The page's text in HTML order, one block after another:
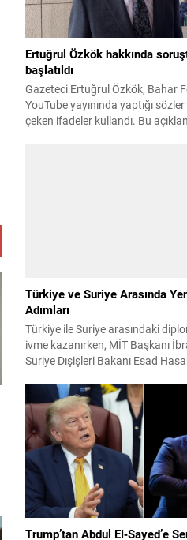
Ertuğrul Özkök hakkında
başlatıldı
Gazeteci Ertuğrul Özkök, Bahar
YouTube yayınında yaptığı
çeken ifadeler kullandı. Bu
Türkiye ve Suriye Arasında
Adımları
Türkiye ile Suriye arasındaki
ivme kazanırken, MİT Başkanı
Suriye Dışişleri Bakanı Esad
arasındaki iş birliği imkanları ve
konuları detaylı şekilde ele alındı.
ülkelerle ilişkilerin
üzerinde mutabık kaldı; ayrıca
ilişkilerine...
Trump’tan Abdul El‑Sayed’e